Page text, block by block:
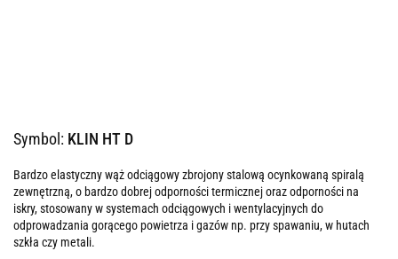
Symbol: KLIN HT D
Bardzo elastyczny wąż odciągowy zbrojony stalową ocynkowaną spiralą
zewnętrzną, o bardzo dobrej odporności termicznej oraz odporności na
iskry, stosowany w systemach odciągowych i wentylacyjnych do
odprowadzania gorącego powietrza i gazów np. przy spawaniu, w hutach
szkła czy metali.